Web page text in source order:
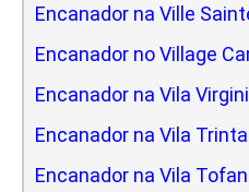
Encanador na Ville
Encanador no Village
Encanador na Vila
Encanador na Vila
Encanador na Vila